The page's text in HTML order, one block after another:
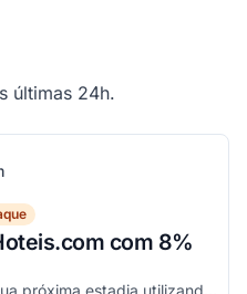
últimas 24h.
com 8%